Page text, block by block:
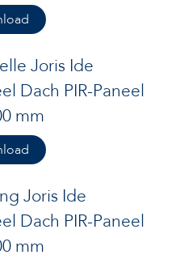
Joris Ide
Dach PIR-Paneel
mm
Joris Ide
Dach PIR-Paneel
mm